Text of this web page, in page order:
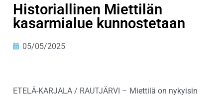
Historiallinen Miettilän
kasarmialue kunnostetaan
05/05/2025
ETELÄ-KARJALA / RAUTJÄRVI – Miettilä on nykyisin